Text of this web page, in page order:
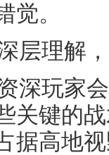
觉。
层理解
深玩家
关键的
据高地